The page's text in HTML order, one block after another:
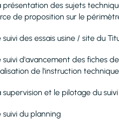
présentation des sujets
de proposition sur le
suivi des essais usine / site du
suivi d'avancement des fiches
de l'instruction technique
supervision et le pilotage du
suivi du planning